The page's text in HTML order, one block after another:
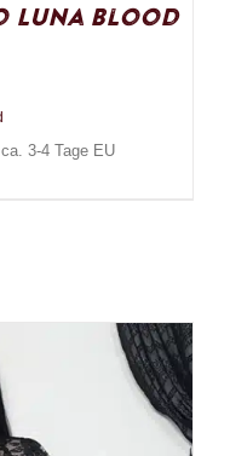
Luna Blood
3-4 Tage EU